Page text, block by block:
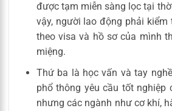
được tạm miễn sàng lọc tại
vậy, người lao động phải kiểm
theo visa và hồ sơ của mình
miệng.
Thứ ba là học vấn và tay
phổ thông yêu cầu tốt nghiệp
nhưng các ngành như cơ khí,